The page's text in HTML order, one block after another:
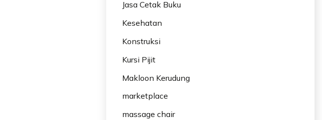
Jasa Cetak Buku
Kesehatan
Konstruksi
Kursi Pijit
Makloon Kerudung
marketplace
massage chair